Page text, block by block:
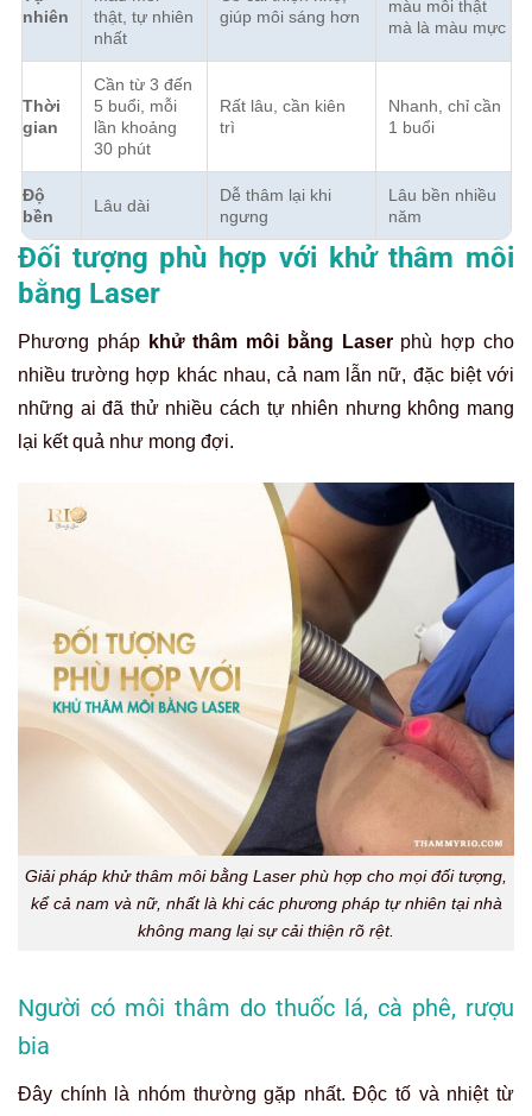
nhiên
thật, tự nhiên
nhất
giúp môi sáng hơn
màu môi thật
mà là màu mực
Thời
gian
Cần từ 3 đến
5 buổi, mỗi
lần khoảng
30 phút
Rất lâu, cần kiên
trì
Nhanh, chỉ cần
1 buổi
Độ
bền
Lâu dài
Dễ thâm lại khi
ngưng
Lâu bền nhiều
năm
Đối tượng phù hợp với khử thâm môi
bằng Laser
Phương phápkhử thâm môi bằng Laserphù hợp cho
nhiều trường hợp khác nhau, cả nam lẫn nữ, đặc biệt với
những ai đã thử nhiều cách tự nhiên nhưng không mang
lại kết quả như mong đợi.
Giải pháp khử thâm môi bằng Laser phù hợp cho mọi đối tượng,
kể cả nam và nữ, nhất là khi các phương pháp tự nhiên tại nhà
không mang lại sự cải thiện rõ rệt.
Người có môi thâm do thuốc lá, cà phê, rượu
bia
Đây chính là nhóm thường gặp nhất. Độc tố và nhiệt từ